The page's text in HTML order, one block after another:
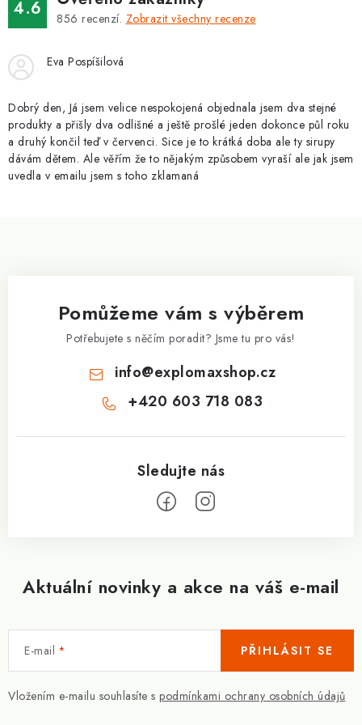
k
v
ý
p
i
s
u
á
n
4.6 856 recenzí. Zobrazit všechny recenze
Eva Pospíšilová
Dobrý den, Já jsem velice nespokojená objednala jsem dva stejné
produkty a přišly dva odlišné a ještě prošlé jeden dokonce půl roku
a druhý končil teď v červenci. Sice je to krátká doba ale ty sirupy
dávám dětem. Ale věřím že to nějakým způsobem vyraší ale jak jsem
uvedla v emailu jsem s toho zklamaná
Aktuální novinky a akce na váš e-mail
E-mail
Vložením e-mailu souhlasíte s podmínkami ochrany osobních údajů
PŘIHLÁSIT SE
Pomůžeme vám s výběrem
Potřebujete s něčím poradit? Jsme tu pro vás!
info@explomaxshop.cz
+420 603 718 083